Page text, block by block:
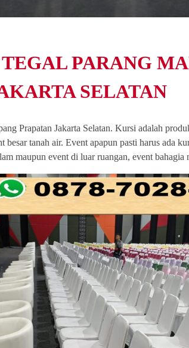
PARANG
SELATAN
Prapatan Jakarta Selatan. Kursi adalah
besar tanah air. Event apapun pasti harus ada
maupun event di luar ruangan, event bahagia